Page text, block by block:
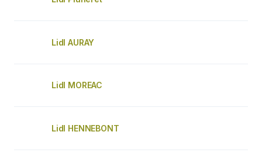
Lidl AURAY
Lidl MOREAC
Lidl HENNEBONT